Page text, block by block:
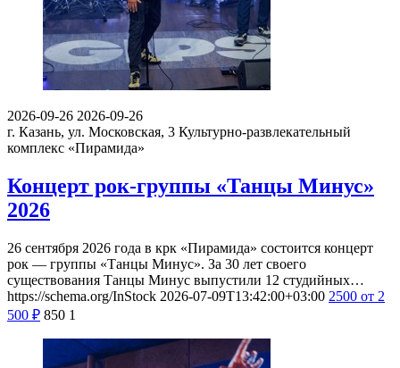
2026-09-26 2026-09-26
г. Казань, ул. Московская, 3 Культурно-развлекательный
комплекс «Пирамида»
Концерт рок-группы «Танцы Минус»
2026
26 сентября 2026 года в крк «Пирамида» состоится концерт
рок — группы «Танцы Минус». За 30 лет своего
существования Танцы Минус выпустили 12 студийных…
https://schema.org/InStock 2026-07-09T13:42:00+03:00 2500 от 2
500 ₽ 850 1